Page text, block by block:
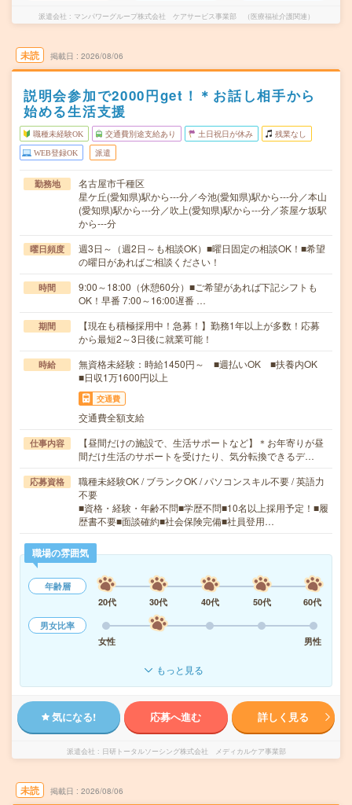
派遣会社 マンパワーグループ株式会社 ケアサービス事業部 （医療福祉介護関連）
未読 掲載日 2026/08/06
説明会参加で2000円get！＊お話し相手から
始める生活支援
職種未経験OK 交通費別途支給あり 土日祝日が休み 残業なし
WEB登録OK 派遣
勤務地
名古屋市千種区
星ケ丘(愛知県)駅から---分／今池(愛知県)駅から---分／本山
(愛知県)駅から---分／吹上(愛知県)駅から---分／茶屋ケ坂駅
から---分
曜日頻度
週3日～（週2日～も相談OK）■曜日固定の相談OK！■希望
の曜日があればご相談ください！
時間
9:00～18:00（休憩60分）■ご希望があれば下記シフトも
OK！早番 7:00～16:00遅番 …
期間
【現在も積極採用中！急募！】勤務1年以上が多数！応募
から最短2～3日後に就業可能！
時給
無資格未経験：時給1450円～ ■週払いOK ■扶養内OK
■日収1万1600円以上
交通費
交通費全額支給
仕事内容
【昼間だけの施設で、生活サポートなど】＊お年寄りが昼
間だけ生活のサポートを受けたり、気分転換できるデ…
応募資格
職種未経験OK / ブランクOK / パソコンスキル不要 / 英語力
不要
■資格・経験・年齢不問■学歴不問■10名以上採用予定！■履
歴書不要■面談確約■社会保険完備■社員登用…
職場の雰囲気
年齢層
20代
30代 40代 50代
60代
男女比率
女性
男性
もっと見る
気になる! 応募へ進む 詳しく見る
派遣会社 日研トータルソーシング株式会社 メディカルケア事業部
未読 掲載日 2026/08/06